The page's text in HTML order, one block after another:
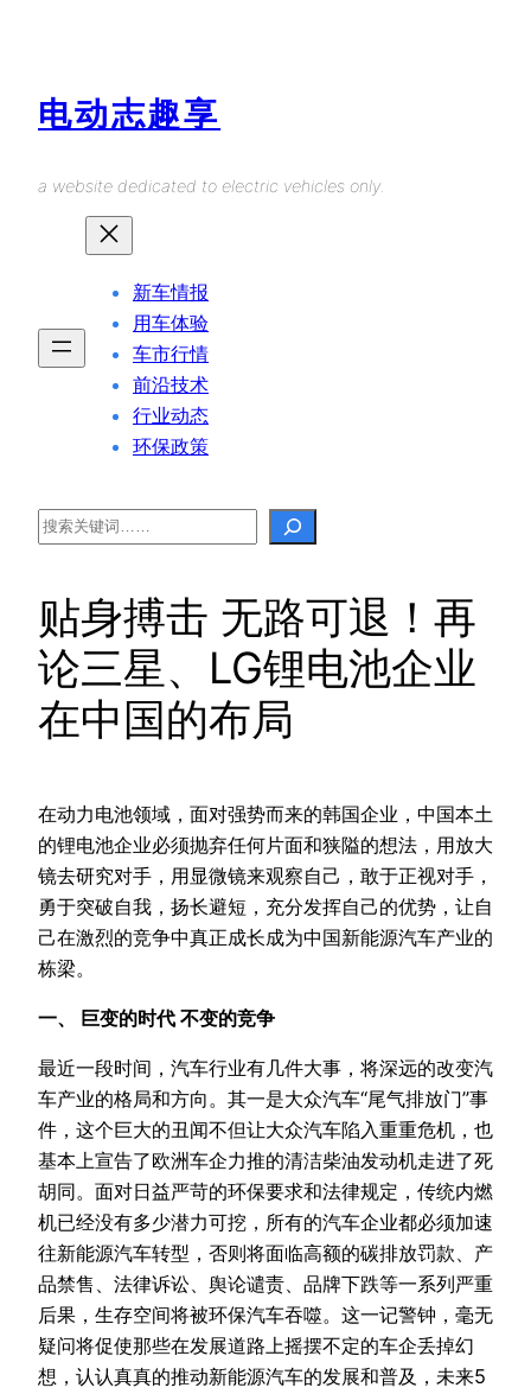
电动志趣享
a website dedicated to electric vehicles only.
新车情报
用车体验
车市行情
前沿技术
行业动态
环保政策
Search
贴身搏击 无路可退！再
论三星、LG锂电池企业
在中国的布局
在动力电池领域，面对强势而来的韩国企业，中国本土
的锂电池企业必须抛弃任何片面和狭隘的想法，用放大
镜去研究对手，用显微镜来观察自己，敢于正视对手，
勇于突破自我，扬长避短，充分发挥自己的优势，让自
己在激烈的竞争中真正成长成为中国新能源汽车产业的
栋梁。
一、 巨变的时代 不变的竞争
最近一段时间，汽车行业有几件大事，将深远的改变汽
车产业的格局和方向。其一是大众汽车“尾气排放门”事
件，这个巨大的丑闻不但让大众汽车陷入重重危机，也
基本上宣告了欧洲车企力推的清洁柴油发动机走进了死
胡同。面对日益严苛的环保要求和法律规定，传统内燃
机已经没有多少潜力可挖，所有的汽车企业都必须加速
往新能源汽车转型，否则将面临高额的碳排放罚款、产
品禁售、法律诉讼、舆论谴责、品牌下跌等一系列严重
后果，生存空间将被环保汽车吞噬。这一记警钟，毫无
疑问将促使那些在发展道路上摇摆不定的车企丢掉幻
想，认认真真的推动新能源汽车的发展和普及，未来5